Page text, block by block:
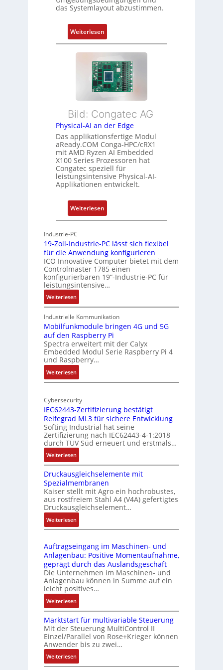
g
n
Z
u
s
t
a
n
d
ü
b
e
r
w
a
c
h
u
n
g
t
f
ü
r
m
e
h
r
i
s
t
u
n
g
das Systemlayout abzustimmen.
Weiterlesen:
F
l
e
x
i
b
e
E
t
h
e
r
c
a
t
-
A
c
h
i
t
e
r
Bild: Congatec AG
Physical-AI an der Edge
Das applikationsfertige Modul
aReady.COM Conga-HPC/cRX1
mit AMD Ryzen AI Embedded
X100 Series Prozessoren hat
Congatec speziell für
leistungsintensive Physical-AI-
Applikationen entwickelt.
Weiterlesen:
P
s
i
c
a
I
a
n
d
E
g
e
Industrie-PC
19-Zoll-Industrie-PC lässt sich flexibel
für die Anwendung konfigurieren
ICO Innovative Computer bietet mit dem
Controlmaster 1785 einen
konfigurierbaren 19“-Industrie-PC für
leistungsintensive…
Weiterlesen:
1
9
-
Z
o
l
l
-
I
d
u
t
r
i
e
-
P
C
l
ä
s
s
s
i
c
h
f
l
e
x
i
b
e
l
f
ü
Industrielle Kommunikation
Mobilfunkmodule bringen 4G und 5G
auf den Raspberry Pi
Spectra erweitert mit der Calyx
Embedded Modul Serie Raspberry Pi 4
und Raspberry…
Weiterlesen:
M
b
i
f
u
n
k
m
o
d
u
l
e
b
r
i
n
e
n
4
G
u
n
d
5
G
a
u
Cybersecurity
IEC62443-Zertifizierung bestätigt
Reifegrad ML3 für sichere Entwicklung
Softing Industrial hat seine
Zertifizierung nach IEC62443-4-1:2018
durch TÜV Süd erneuert und erstmals…
Weiterlesen:
I
E
C
6
2
4
4
3
Z
e
r
t
i
i
e
r
n
Druckausgleichselemente mit
Spezialmembranen
Kaiser stellt mit Agro ein hochrobustes,
aus rostfreiem Stahl A4 (V4A) gefertigtes
Druckausgleichselement…
Weiterlesen:
D
u
c
k
a
u
s
g
l
e
i
c
h
s
Auftragseingang im Maschinen- und
Anlagenbau: Positive Momentaufnahme,
geprägt durch das Auslandsgeschäft
Die Unternehmen im Maschinen- und
Anlagenbau können in Summe auf ein
leicht positives…
Weiterlesen:
A
u
f
t
r
a
g
Marktstart für multivariable Steuerung
Mit der Steuerung MultiControl II
Einzel/Parallel von Rose+Krieger können
Anwender bis zu zwei…
Weiterlesen:
M